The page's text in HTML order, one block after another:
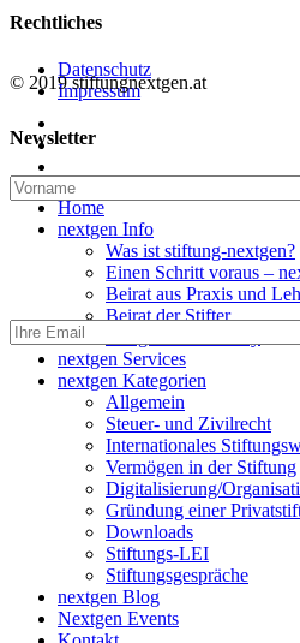
Rechtliches
Datenschutz
Impressum
Newsletter
© 2019 stiftungnextgen.at
linkedin
Close
Menu
Home
nextgen Info
Was ist stiftung-nextgen?
Einen Schritt voraus –
Beirat aus Praxis und
Beirat der Stifter
nextgen Services
nextgen Kategorien
Allgemein
Steuer- und Zivilrecht
Internationales
Vermögen in der Stiftung
Digitalisierung/
Gründung einer
Downloads
Stiftungs-LEI
Stiftungsgespräche
nextgen Blog
Nextgen Events